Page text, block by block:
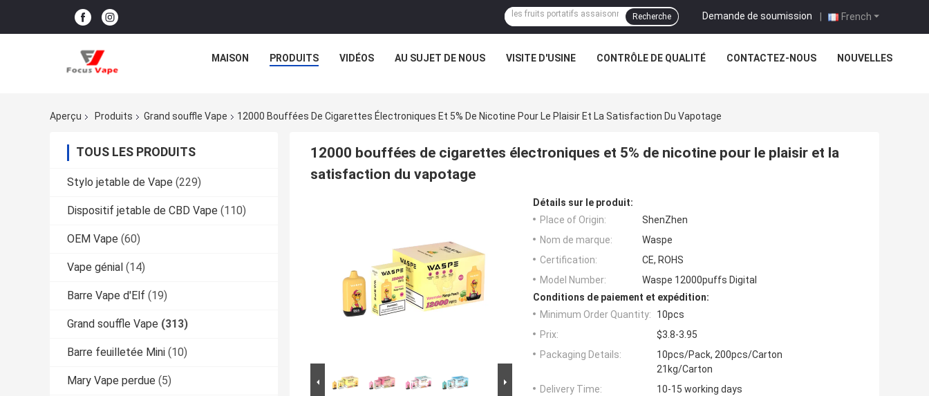
French
Demande de soumission |
Recherche
MAISON PRODUITS VIDÉOS AU SUJET DE NOUS VISITE D'USINE CONTRÔLE DE QUALITÉ CONTACTEZ-NOUS NOUVELLES
Aperçu Produits Grand souffle Vape 12000 Bouffées De Cigarettes Électroniques Et 5% De Nicotine Pour Le Plaisir Et La Satisfaction Du Vapotage
TOUS LES PRODUITS
Stylo jetable de Vape (229)
Dispositif jetable de CBD Vape (110)
OEM Vape (60)
Vape génial (14)
Barre Vape d'Elf (19)
Grand souffle Vape (313)
Barre feuilletée Mini (10)
Mary Vape perdue (5)
12000 bouffées de cigarettes électroniques et 5% de nicotine pour le plaisir et la
satisfaction du vapotage
Détails sur le produit:
Place of Origin:
ShenZhen
Nom de marque:
Waspe
Certification:
CE, ROHS
Model Number:
Waspe 12000puffs Digital
Conditions de paiement et expédition:
Minimum Order Quantity:
10pcs
Prix:
$3.8-3.95
Packaging Details:
10pcs/Pack, 200pcs/Carton
21kg/Carton
Delivery Time:
10-15 working days